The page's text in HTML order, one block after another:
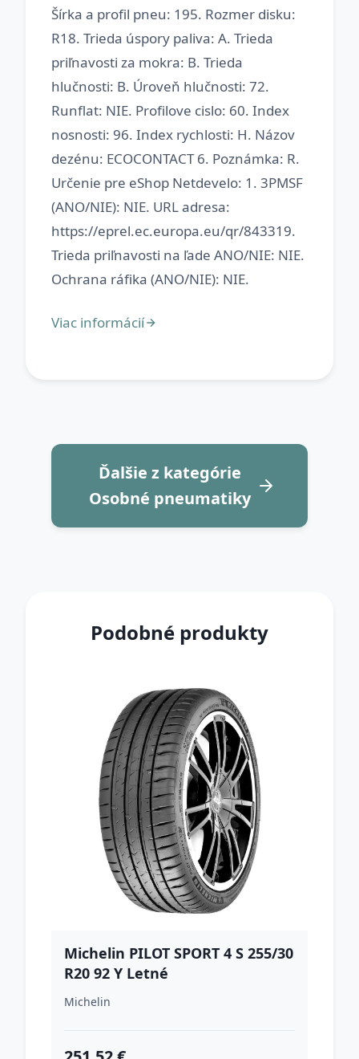
Šírka a profil pneu: 195. Rozmer disku:
R18. Trieda úspory paliva: A. Trieda
priľnavosti za mokra: B. Trieda
hlučnosti: B. Úroveň hlučnosti: 72.
Runflat: NIE. Profilove cislo: 60. Index
nosnosti: 96. Index rychlosti: H. Názov
dezénu: ECOCONTACT 6. Poznámka: R.
Určenie pre eShop Netdevelo: 1. 3PMSF
(ANO/NIE): NIE. URL adresa:
https://eprel.ec.europa.eu/qr/843319.
Trieda priľnavosti na ľade ANO/NIE: NIE.
Ďalšie z kategórie
Osobné pneumatiky
Podobné produkty
Michelin PILOT SPORT 4 S 255/30
R20 92 Y Letné
Michelin